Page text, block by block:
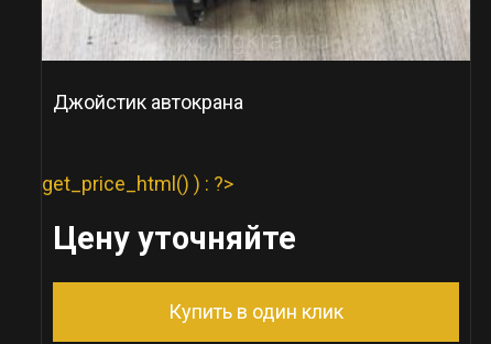
Джойстик автокрана
get_price_html() ) : ?>
Цену уточняйте
Купить в один клик